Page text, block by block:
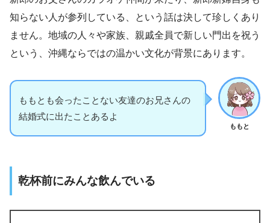
知らない人が参列している、という話は決して珍しくあり
ません。地域の人々や家族、親戚全員で新しい門出を祝う
という、沖縄ならではの温かい文化が背景にあります。
ももと
ももとも会ったことない友達のお兄さんの
結婚式に出たことあるよ
乾杯前にみんな飲んでいる